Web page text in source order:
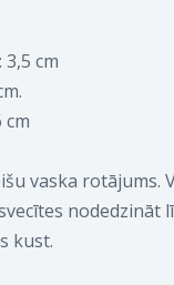
3,5 cm
cm
vaska rotājums.
nodedzināt
kust.